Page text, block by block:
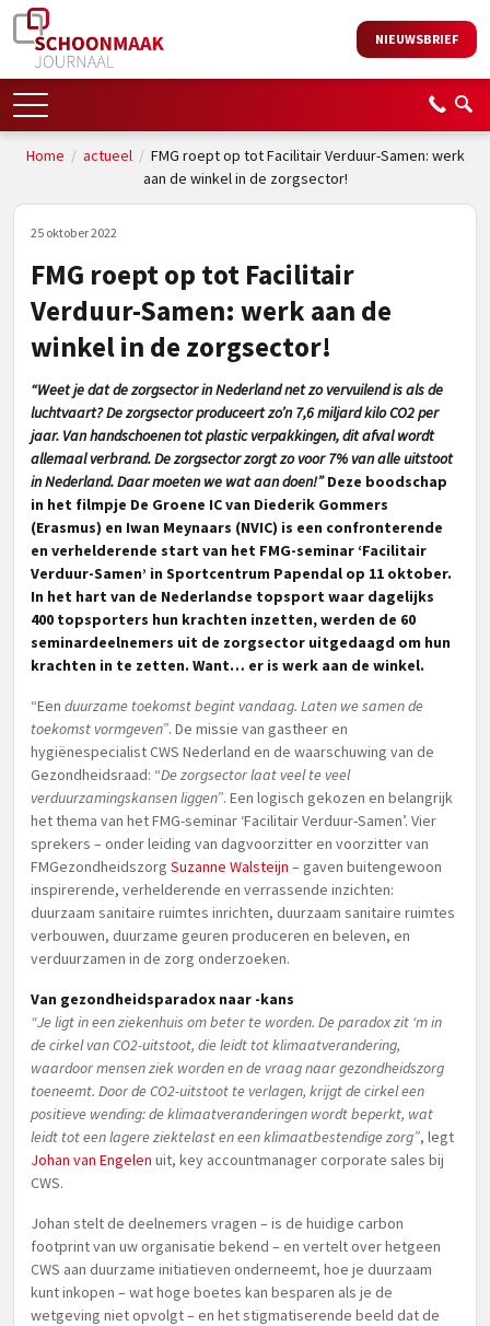
NIEUWSBRIEF
Home / actueel/ FMG roept op tot Facilitair Verduur-Samen: werk
aan de winkel in de zorgsector!
25 oktober 2022
FMG roept op tot Facilitair
Verduur-Samen: werk aan de
winkel in de zorgsector!
“Weet je dat de zorgsector in Nederland net zo vervuilend is als de
luchtvaart? De zorgsector produceert zo’n 7,6 miljard kilo CO2 per
jaar. Van handschoenen tot plastic verpakkingen, dit afval wordt
allemaal verbrand. De zorgsector zorgt zo voor 7% van alle uitstoot
in Nederland. Daar moeten we wat aan doen!”Deze boodschap
in het filmpje De Groene IC van Diederik Gommers
(Erasmus) en Iwan Meynaars (NVIC) is een confronterende
en verhelderende start van het FMG-seminar ‘Facilitair
Verduur-Samen’ in Sportcentrum Papendal op 11 oktober.
In het hart van de Nederlandse topsport waar dagelijks
400 topsporters hun krachten inzetten, werden de 60
seminardeelnemers uit de zorgsector uitgedaagd om hun
krachten in te zetten. Want… er is werk aan de winkel.
“Een duurzame toekomst begint vandaag. Laten we samen de
toekomst vormgeven”. De missie van gastheer en
hygiënespecialist CWS Nederland en de waarschuwing van de
Gezondheidsraad: “De zorgsector laat veel te veel
verduurzamingskansen liggen”. Een logisch gekozen en belangrijk
het thema van het FMG-seminar ‘Facilitair Verduur-Samen’. Vier
sprekers – onder leiding van dagvoorzitter en voorzitter van
FMGezondheidszorg Suzanne Walsteijn – gaven buitengewoon
inspirerende, verhelderende en verrassende inzichten:
duurzaam sanitaire ruimtes inrichten, duurzaam sanitaire ruimtes
verbouwen, duurzame geuren produceren en beleven, en
verduurzamen in de zorg onderzoeken.
Van gezondheidsparadox naar -kans
“Je ligt in een ziekenhuis om beter te worden. De paradox zit ‘m in
de cirkel van CO2-uitstoot, die leidt tot klimaatverandering,
waardoor mensen ziek worden en de vraag naar gezondheidszorg
toeneemt. Door de CO2-uitstoot te verlagen, krijgt de cirkel een
positieve wending: de klimaatveranderingen wordt beperkt, wat
leidt tot een lagere ziektelast en een klimaatbestendige zorg”, legt
Johan van Engelen uit, key accountmanager corporate sales bij
CWS.
Johan stelt de deelnemers vragen – is de huidige carbon
footprint van uw organisatie bekend – en vertelt over hetgeen
CWS aan duurzame initiatieven onderneemt, hoe je duurzaam
kunt inkopen – wat hoge boetes kan besparen als je de
wetgeving niet opvolgt – en het stigmatiserende beeld dat de